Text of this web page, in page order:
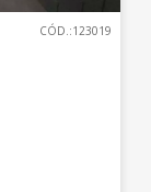
CÓD.:123019